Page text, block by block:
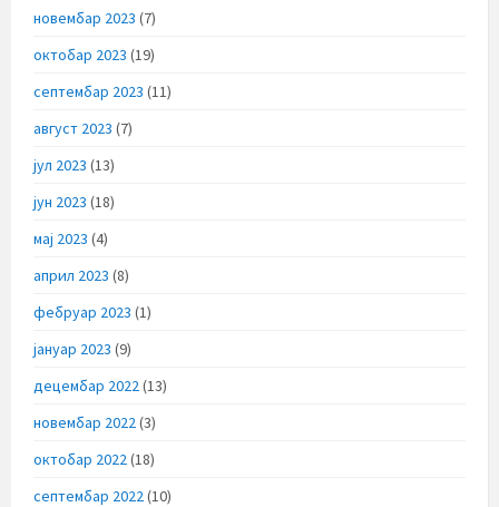
новембар 2023 (7)
октобар 2023 (19)
септембар 2023 (11)
август 2023 (7)
јул 2023 (13)
јун 2023 (18)
мај 2023 (4)
април 2023 (8)
фебруар 2023 (1)
јануар 2023 (9)
децембар 2022(13)
новембар 2022(3)
октобар 2022(18)
септембар 2022(10)